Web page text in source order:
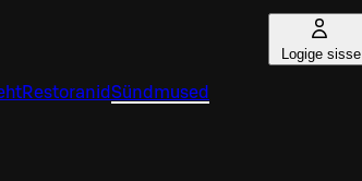
Logige sisse
RestoranidSündmused